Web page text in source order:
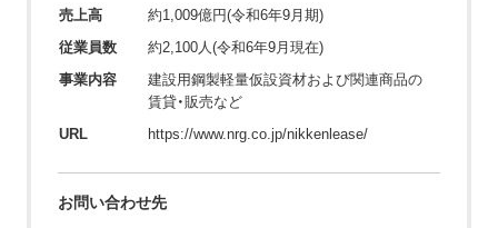
売上高
約1,009億円(令和6年9月期)
従業員数
約2,100人(令和6年9月現在)
事業内容
建設用鋼製軽量仮設資材および関連商品の
賃貸・販売など
URL
https://www.nrg.co.jp/nikkenlease/
お問い合わせ先